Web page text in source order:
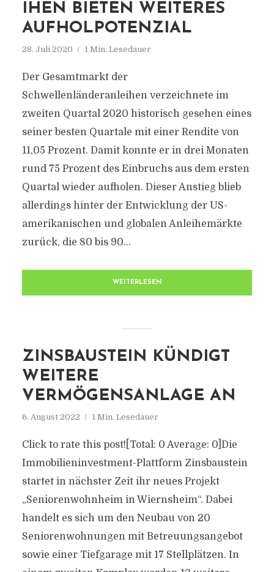
IHEN BIETEN WEITERES
AUFHOLPOTENZIAL
28. Juli 2020 1 Min. Lesedauer
Der Gesamtmarkt der
Schwellenländeranleihen verzeichnete im
zweiten Quartal 2020 historisch gesehen eines
seiner besten Quartale mit einer Rendite von
11,05 Prozent. Damit konnte er in drei Monaten
rund 75 Prozent des Einbruchs aus dem ersten
Quartal wieder aufholen. Dieser Anstieg blieb
allerdings hinter der Entwicklung der US-
amerikanischen und globalen Anleihemärkte
zurück, die 80 bis 90...
WEITERLESEN
ZINSBAUSTEIN KÜNDIGT
WEITERE
VERMÖGENSANLAGE AN
6. August 2022 1 Min. Lesedauer
Click to rate this post![Total: 0 Average: 0]Die
Immobilieninvestment-Plattform Zinsbaustein
startet in nächster Zeit ihr neues Projekt
„Seniorenwohnheim in Wiernsheim“. Dabei
handelt es sich um den Neubau von 20
Seniorenwohnungen mit Betreuungsangebot
sowie einer Tiefgarage mit 17 Stellplätzen. In